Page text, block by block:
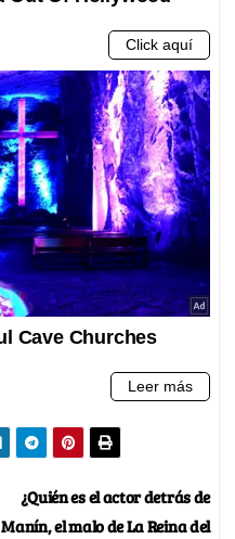
¿Quién es el actor detrás de
Manín, el malo de La Reina del